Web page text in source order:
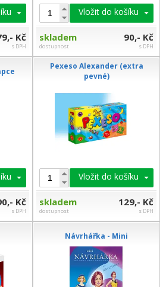
Kč
s DPH
Vložit do košíku
skladem
dostupnost
90,- Kč
s DPH
Kč
s DPH
Pexeso Alexander (extra
pevné)
Vložit do košíku
skladem
dostupnost
129,- Kč
s DPH
Návrhářka - Mini